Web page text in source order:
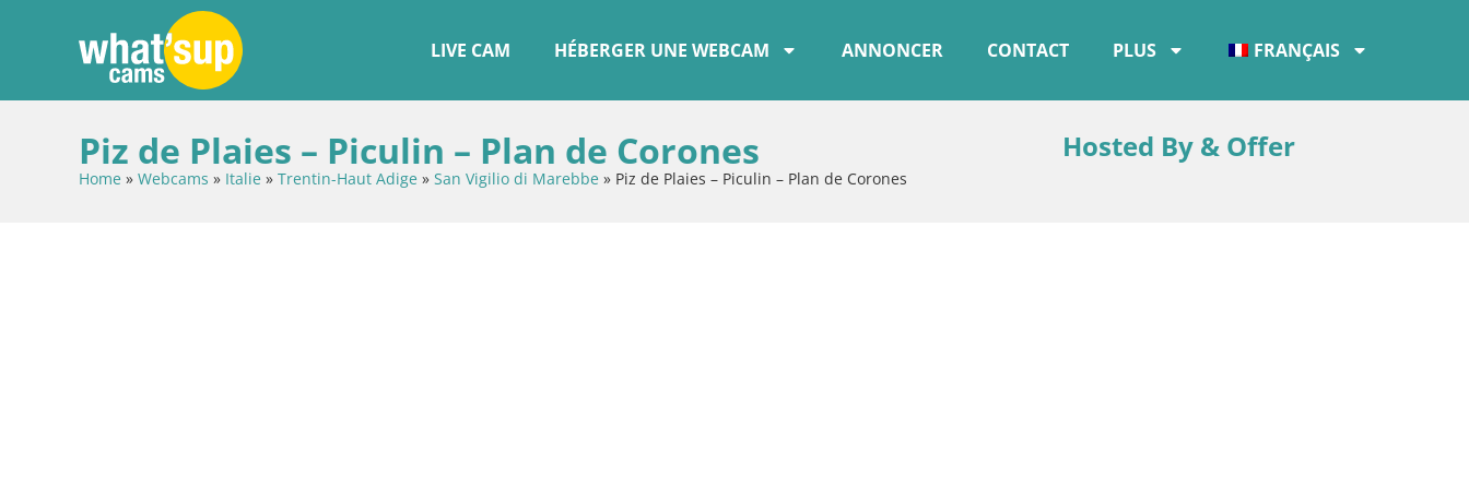
LIVE CAM HÉBERGER UNE WEBCAM ANNONCER CONTACT PLUS FRANÇAIS
Piz de Plaies – Piculin – Plan de Corones
Home » Webcams » Italie » Trentin-Haut Adige » San Vigilio di Marebbe » Piz de Plaies – Piculin – Plan de Corones
Hosted By & Offer